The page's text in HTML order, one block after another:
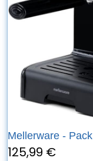
Mellerware -
125,99 €